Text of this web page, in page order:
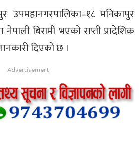
उपमहानगरपालिका–१८ मनिकापुर
नेपाली बिरामी भएको राप्ती प्रादेशिक
दिएको छ ।